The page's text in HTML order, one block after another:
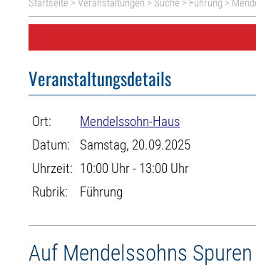
Startseite >Veranstaltungen > Suche > Führung >
Veranstaltungsdetails
Ort:
Mendelssohn-Haus
Datum:
Samstag, 20.09.2025
Uhrzeit: 10:00 Uhr - 13:00 Uhr
Rubrik:
Führung
Auf Mendelssohns